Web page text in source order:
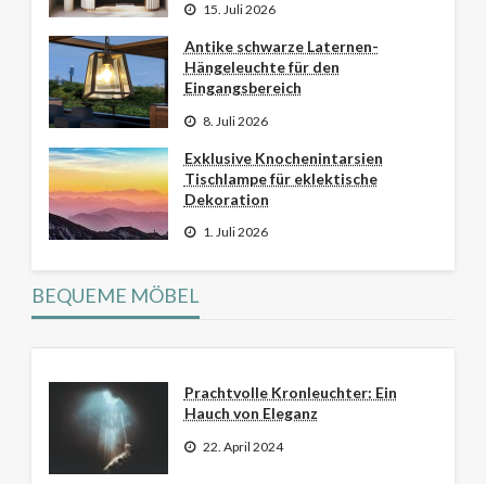
15. Juli 2026
Antike schwarze Laternen-
Hängeleuchte für den
Eingangsbereich
8. Juli 2026
Exklusive Knochenintarsien
Tischlampe für eklektische
Dekoration
1. Juli 2026
BEQUEME MÖBEL
Prachtvolle Kronleuchter: Ein
Hauch von Eleganz
22. April 2024